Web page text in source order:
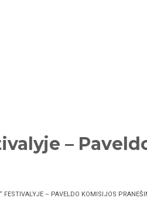
–
FESTIVALYJE – PAVELDO KOMISIJOS